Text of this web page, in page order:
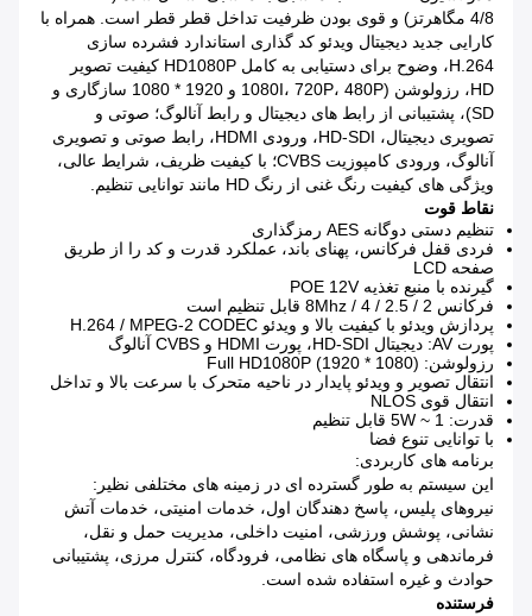
4/8 مگاهرتز) و قوی بودن ظرفیت تداخل قطر قطر است.
همراه با
کارایی جدید دیجیتال ویدئو کد گذاری استاندارد فشرده سازی
H.264، وضوح برای دستیابی به کامل HD1080P کیفیت تصویر
HD، رزولوشن (1080I، 720P، 480P و 1920 * 1080 سازگاری و
SD)، پشتیبانی از رابط های دیجیتال و رابط آنالوگ؛
صوتی و
تصویری دیجیتال، HD-SDI، ورودی HDMI، رابط صوتی و تصویری
آنالوگ، ورودی کامپوزیت CVBS؛
با کیفیت ظریف، شرایط عالی،
ویژگی های کیفیت رنگ غنی از رنگ HD مانند توانایی تنظیم.
نقاط قوت
تنظیم دستی دوگانه AES رمزگذاری
فردی قفل فرکانس، پهنای باند، عملکرد قدرت و کد را از طریق
صفحه LCD
گیرنده با منبع تغذیه POE 12V
فرکانس 2 / 2.5 / 4 / 8Mhz قابل تنظیم است
پردازش ویدئو با کیفیت بالا و ویدئو H.264 / MPEG-2 CODEC
پورت AV: دیجیتال HD-SDI، پورت HDMI و CVBS آنالوگ
رزولوشن: Full HD1080P (1920 * 1080)
انتقال تصویر و ویدئو پایدار در ناحیه متحرک با سرعت بالا و تداخل
انتقال قوی NLOS
قدرت: 1 ~ 5W قابل تنظیم
با توانایی تنوع فضا
برنامه های کاربردی:
این سیستم به طور گسترده ای در زمینه های مختلفی نظیر:
نیروهای پلیس، پاسخ دهندگان اول، خدمات امنیتی، خدمات آتش
نشانی، پوشش ورزشی، امنیت داخلی، مدیریت حمل و نقل،
فرماندهی و پاسگاه های نظامی، فرودگاه، کنترل مرزی، پشتیبانی
حوادث و غیره استفاده شده است.
فرستنده